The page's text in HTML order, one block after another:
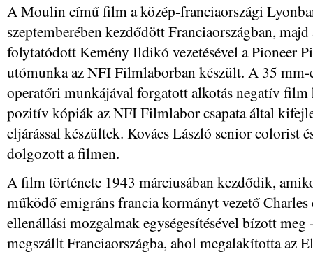
A Moulin című film a közép-franciaországi
szeptemberében kezdődött Franciaországban,
folytatódott Kemény Ildikó vezetésével a Pioneer
utómunka az NFI Filmlaborban készült. A 35
operatőri munkájával forgatott alkotás negatív film
pozitív kópiák az NFI Filmlabor csapata által
eljárással készültek. Kovács László senior colorist
dolgozott a filmen.
A film története 1943 márciusában kezdődik,
működő emigráns francia kormányt vezető
ellenállási mozgalmak egységesítésével bízott
megszállt Franciaországba, ahol megalakította az